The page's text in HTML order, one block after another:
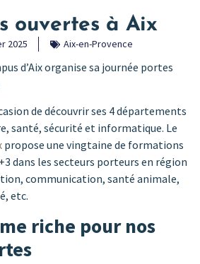
ouvertes à Aix
2025 Aix-en-Provence
d’Aix organise sa journée portes
de découvrir ses 4 départements
santé, sécurité et informatique. Le
propose une vingtaine de formations
+3 dans les secteurs porteurs en région
communication, santé animale,
etc.
riche pour nos